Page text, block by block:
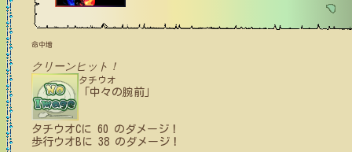
命中増
クリーンヒット！
タチウオ
「中々の腕前」
タチウオCに 60 のダメージ！
歩行ウオB に 38 のダメージ！